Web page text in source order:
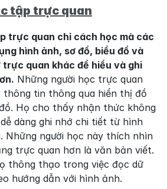
tập trực quan
trực quan chỉ cách học mà các
hình ảnh, sơ đồ, biểu đồ và
quan khác để hiểu và ghi
Những người học trực quan
tin thông qua hiển thị đồ
Họ cho thấy nhận thức không
dàng ghi nhớ chi tiết từ hình
Những người học này thích nhìn
trực quan hơn là văn bản viết.
thông thạo trong việc đọc dữ
hướng dẫn với hình ảnh.